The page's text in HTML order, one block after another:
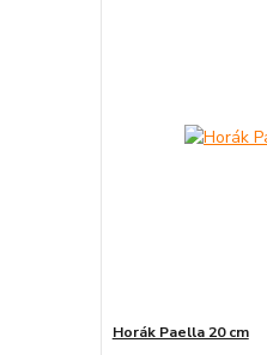
Horák Paella 20 cm